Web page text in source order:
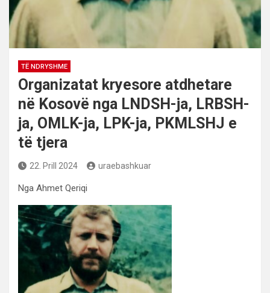
TË NDRYSHME
Organizatat kryesore atdhetare
në Kosovë nga LNDSH-ja, LRBSH-
ja, OMLK-ja, LPK-ja, PKMLSHJ e
të tjera
22. Prill 2024 uraebashkuar
Nga Ahmet Qeriqi